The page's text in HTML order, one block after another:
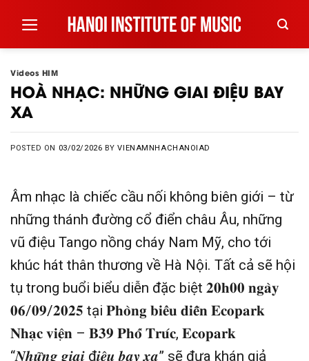
Videos HIM
HOÀ NHẠC: NHỮNG GIAI ĐIỆU BAY
XA
POSTED ON 03/02/2026 BYVIENAMNHACHANOIAD
Âm nhạc là chiếc cầu nối không biên giới – từ
những thánh đường cổ điển châu Âu, những
vũ điệu Tango nồng cháy Nam Mỹ, cho tới
khúc hát thân thương về Hà Nội. Tất cả sẽ hội
tụ trong buổi biểu diễn đặc biệt 𝟐𝟎𝐡𝟎𝟎 𝐧𝐠𝐚̀𝐲
𝟎𝟔/𝟎𝟗/𝟐𝟎𝟐𝟓 tại 𝐏𝐡𝐨̀𝐧𝐠 𝐛𝐢𝐞̂̉𝐮 𝐝𝐢𝐞̂̃𝐧 𝐄𝐜𝐨𝐩𝐚𝐫𝐤
𝐍𝐡𝐚̣𝐜 𝐯𝐢𝐞̣̂𝐧 – 𝐁𝟑𝟗 𝐏𝐡𝐨̂́ 𝐓𝐫𝐮́𝐜, 𝐄𝐜𝐨𝐩𝐚𝐫𝐤
“𝑵𝒉𝒖̛̃𝒏𝒈 𝒈𝒊𝒂𝒊 đ𝒊𝒆̣̂𝒖 𝒃𝒂𝒚 𝒙𝒂” sẽ đưa khán giả